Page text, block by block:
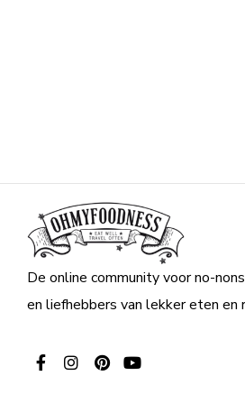
De online community voor no-
en liefhebbers van lekker eten en